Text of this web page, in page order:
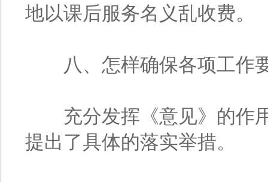
地以课后服务名义乱收费。
八、怎样确保各项工作
充分发挥《意见》的作用
提出了具体的落实举措。